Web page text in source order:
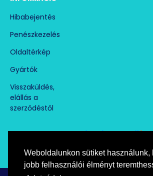
Weboldalunkon sütiket használunk,
jobb felhasználói élményt
Hibabejentés
Penészkezelés
Oldaltérkép
Gyártók
Visszaküldés,
elállás a
szerződéstől
Árukereső.hu